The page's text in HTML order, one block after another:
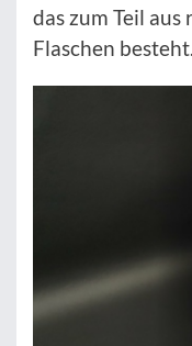
das zum Teil
Flaschen besteht.